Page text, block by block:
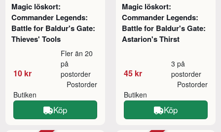
Magic löskort:
Commander Legends:
Battle for Baldur's Gate:
Thieves' Tools
10 kr
Fler än 20
på
postorder
Butiken
Postorder
Köp
Magic löskort:
Commander Legends:
Battle for Baldur's Gate:
Astarion's Thirst
45 kr
3 på
postorder
Butiken
Postorder
Köp